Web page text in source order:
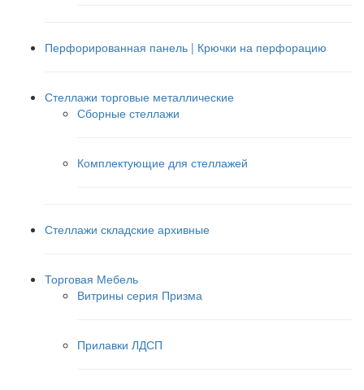
Перфорированная панель | Крючки на перфорацию
Стеллажи торговые металлические
Сборные стеллажи
Комплектующие для стеллажей
Стеллажи складские архивные
Торговая Мебель
Витрины серия Призма
Прилавки ЛДСП